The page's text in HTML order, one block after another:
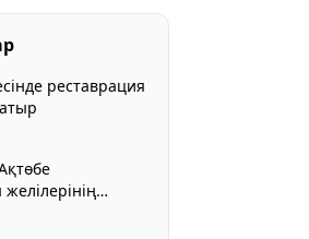
реставрация